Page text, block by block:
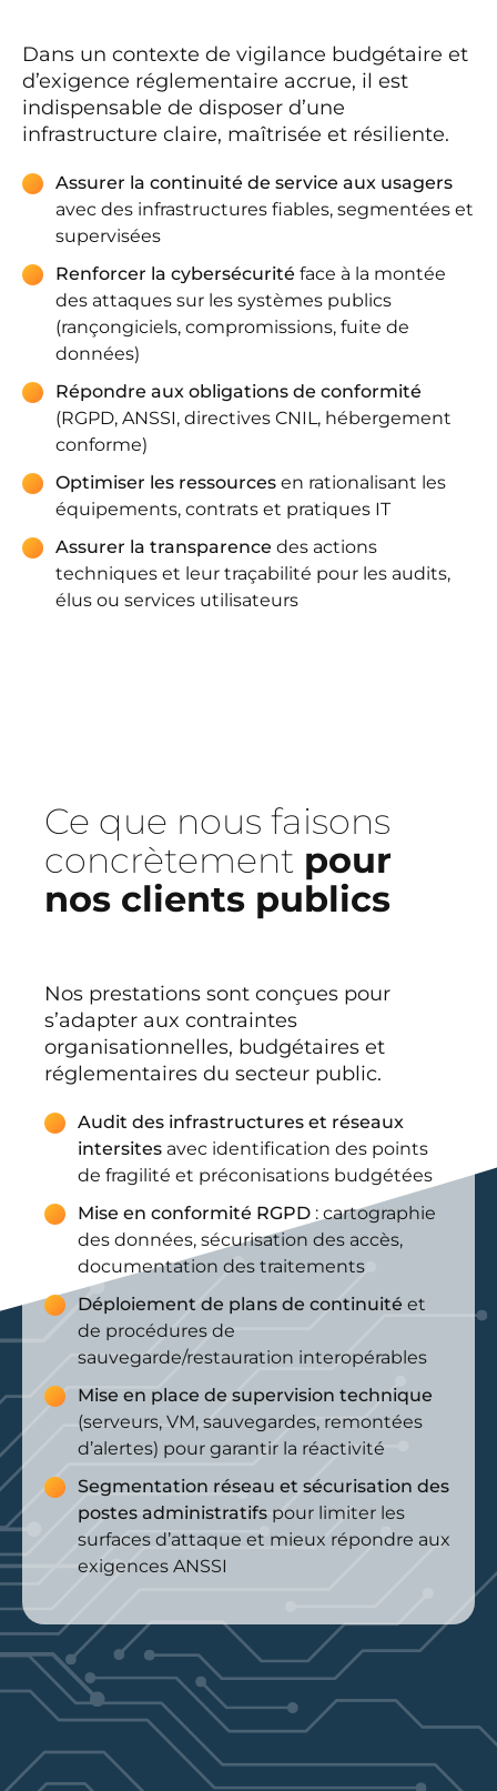
Dans un contexte de vigilance budgétaire et
d’exigence réglementaire accrue, il est
indispensable de disposer d’une
infrastructure claire, maîtrisée et résiliente.
Assurer la continuité de service aux usagers
avec des infrastructures fiables, segmentées et
supervisées
Renforcer la cybersécurité face à la montée
des attaques sur les systèmes publics
(rançongiciels, compromissions, fuite de
données)
Répondre aux obligations de conformité
(RGPD, ANSSI, directives CNIL, hébergement
conforme)
Optimiser les ressources en rationalisant les
équipements, contrats et pratiques IT
Assurer la transparence des actions
techniques et leur traçabilité pour les audits,
élus ou services utilisateurs
Ce que nous faisons
concrètement pour
nos clients publics
Nos prestations sont conçues pour
s’adapter aux contraintes
organisationnelles, budgétaires et
réglementaires du secteur public.
Audit des infrastructures et réseaux
intersites avec identification des points
de fragilité et préconisations budgétées
Mise en conformité RGPD : cartographie
des données, sécurisation des accès,
documentation des traitements
Déploiement de plans de continuité et
de procédures de
sauvegarde/restauration interopérables
Mise en place de supervision technique
(serveurs, VM, sauvegardes, remontées
d’alertes) pour garantir la réactivité
Segmentation réseau et sécurisation des
postes administratifs pour limiter les
surfaces d’attaque et mieux répondre aux
exigences ANSSI